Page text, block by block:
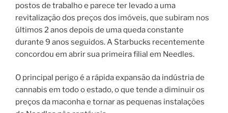
postos de trabalho e parece ter levado a uma
revitalização dos preços dos imóveis, que subiram nos
últimos 2 anos depois de uma queda constante
durante 9 anos seguidos. A Starbucks recentemente
concordou em abrir sua primeira filial em Needles.
O principal perigo é a rápida expansão da indústria de
cannabis em todo o estado, o que tende a diminuir os
preços da maconha e tornar as pequenas instalações